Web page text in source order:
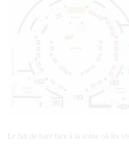
Le fait de faire face à la scène où les